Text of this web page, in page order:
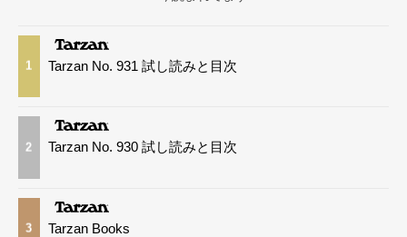
1 Tarzan No. 931 試し読みと目次
2 Tarzan No. 930 試し読みと目次
3 Tarzan Books